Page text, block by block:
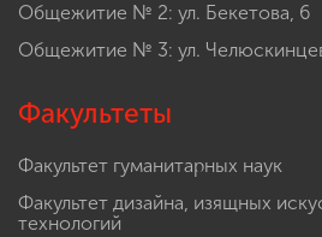
Общежитие № 2: ул. Бекетова, 6
Общежитие № 3: ул.
Факультеты
Факультет гуманитарных наук
Факультет дизайна, изящных
технологий